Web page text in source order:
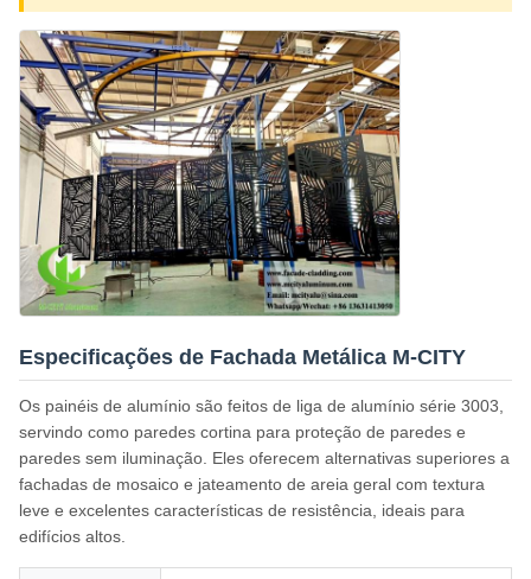
Especificações de Fachada Metálica M-CITY
Os painéis de alumínio são feitos de liga de alumínio série 3003,
servindo como paredes cortina para proteção de paredes e
paredes sem iluminação. Eles oferecem alternativas superiores a
fachadas de mosaico e jateamento de areia geral com textura
leve e excelentes características de resistência, ideais para
edifícios altos.